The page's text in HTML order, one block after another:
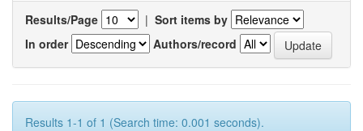
Results/Page | Sort items by
In order
Authors/record
Results 1-1 of 1 (Search time: 0.001 seconds).